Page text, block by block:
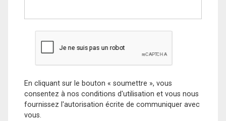
En cliquant sur le bouton « soumettre », vous
consentez à nos conditions d'utilisation et vous nous
fournissez l'autorisation écrite de communiquer avec
vous.